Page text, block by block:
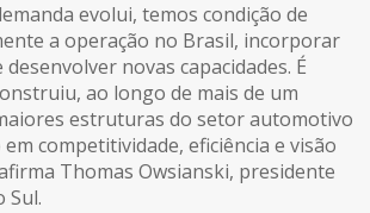
evolui, temos condição de
a operação no Brasil, incorporar
novas capacidades. É
ao longo de mais de um
estruturas do setor automotivo
competitividade, eficiência e visão
Thomas Owsianski, presidente
Sul.